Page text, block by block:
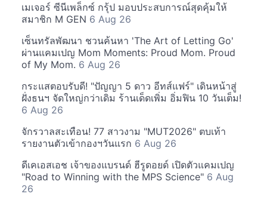
เมเจอร์ ซีนีเพล็กซ์ กรุ้ป มอบประสบการณ์สุดคุ้มให้
สมาชิก M GEN 6 Aug 26
เซ็นทรัลพัฒนา ชวนค้นหา 'The Art of Letting Go'
ผ่านแคมเปญ Mom Moments: Proud Mom. Proud
of My Mom. 6 Aug 26
กระแสตอบรับดี! "ปัญญา 5 ดาว อีทส์แฟร์" เดินหน้าสู่
ฝั่งธนฯ จัดใหญ่กว่าเดิม ร้านเด็ดเพิ่ม อิ่มฟิน 10 วันเต็ม!
6 Aug 26
จักรวาลสะเทือน! 77 สาวงาม "MUT2026" ตบเท้า
รายงานตัวเข้ากองฯวันแรก 6 Aug 26
ดีเคเอสเอช เจ้าของแบรนด์ ฮีรูดอยด์ เปิดตัวแคมเปญ
"Road to Winning with the MPS Science" 6 Aug
26